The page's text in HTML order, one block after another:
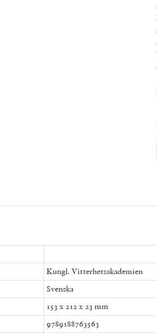
Kungl. Vitterhetsakademien
Svenska
153 x 212 x 23 mm
9789188763563